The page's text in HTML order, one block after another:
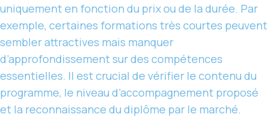
uniquement en fonction du prix ou de la durée. Par
exemple, certaines formations très courtes peuvent
sembler attractives mais manquer
d’approfondissement sur des compétences
essentielles. Il est crucial de vérifier le contenu du
programme, le niveau d’accompagnement proposé
et la reconnaissance du diplôme par le marché.